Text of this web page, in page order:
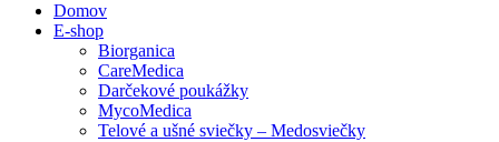
Domov
E-shop
Biorganica
CareMedica
Darčekové poukážky
MycoMedica
Telové a ušné sviečky – Medosviečky